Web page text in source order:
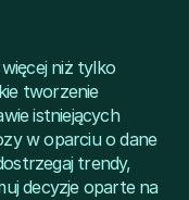
niż tylko
tworzenie
istniejących
w oparciu o dane
trendy,
decyzje oparte na